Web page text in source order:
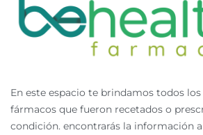
En este espacio te brindamos todos
fármacos que fueron recetados o
condición. encontrarás la información